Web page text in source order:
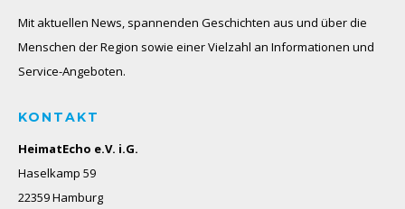
Mit aktuellen News, spannenden Geschichten aus und über die
Menschen der Region sowie einer Vielzahl an Informationen und
Service-Angeboten.
KONTAKT
HeimatEcho e.V. i.G.
Haselkamp 59
22359 Hamburg